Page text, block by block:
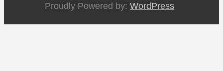
Proudly Powered by: WordPress